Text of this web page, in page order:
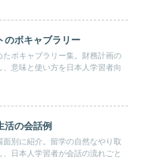
のボキャブラリー
ボキャブラリー集。財務計画の
意味と使い方を日本人学習者向
活の会話例
別に紹介。留学の自然なやり取
日本人学習者が会話の流れごと